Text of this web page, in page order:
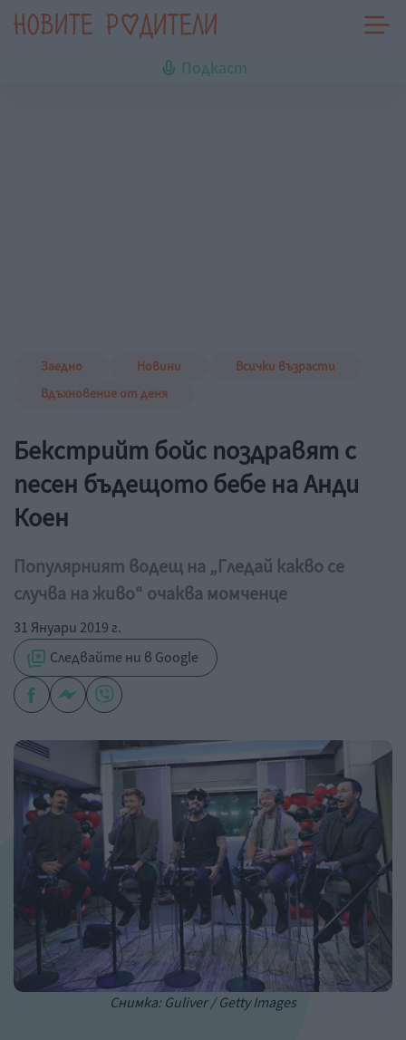
Подкаст
Заедно Новини
Всички възрасти
Вдъхновение от деня
Бекстрийт бойс поздравят с
песен бъдещото бебе на Анди
Коен
Популярният водещ на „Гледай какво се
случва на живо“ очаква момченце
31 Януари 2019 г.
Следвайте ни в Google
Снимка: Guliver / Getty Images